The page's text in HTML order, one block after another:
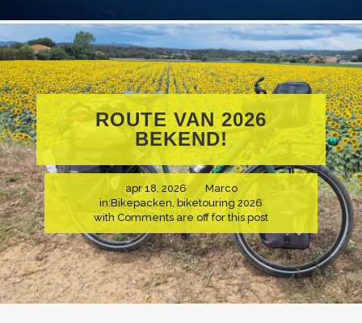
ROUTE VAN 2026
BEKEND!
apr 18, 2026
Marco
in:Bikepacken, biketouring 2026
with Comments are off for this post